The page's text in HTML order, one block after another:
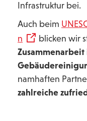
Infrastruktur bei.
Auch beim
n
blicken wir
namhaften
zahlreiche